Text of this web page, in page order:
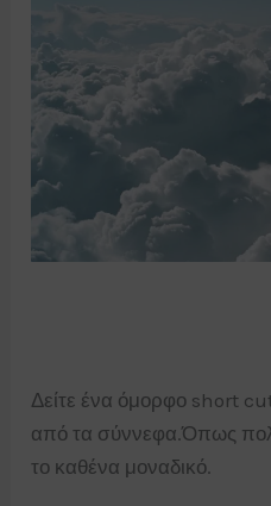
Δείτε ένα όμορφο short
από τα σύννεφα.Όπως
το καθένα μοναδικό.